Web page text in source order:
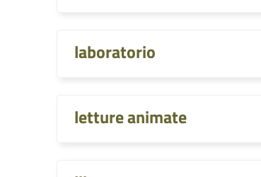
laboratorio
letture animate